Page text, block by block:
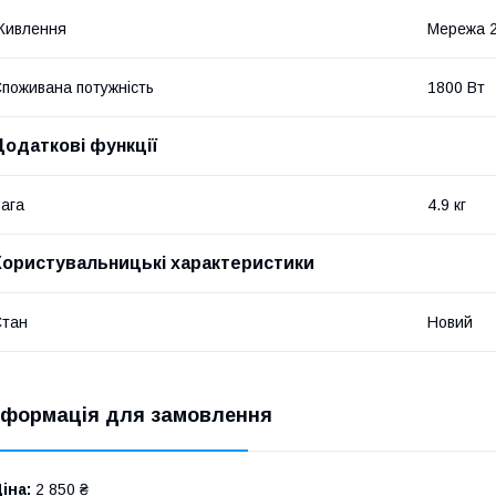
Мережа
потужність 1800 Вт
функції
4.9 кг
характеристики
Новий
для замовлення
2 850 ₴